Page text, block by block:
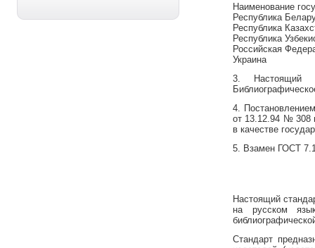
Наименование
Республика
Республика
Республика
Российская
Украина
3. Настоящий
4.
от 13.12.94 № 308
в качестве
5. Взамен ГОСТ
Настоящий
на русском
Стандарт